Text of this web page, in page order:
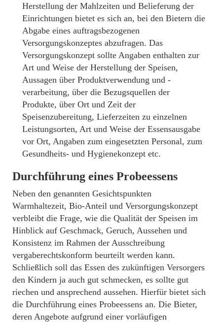
Herstellung der Mahlzeiten und Belieferung der
Einrichtungen bietet es sich an, bei den Bietern die
Abgabe eines auftragsbezogenen
Versorgungskonzeptes abzufragen. Das
Versorgungskonzept sollte Angaben enthalten zur
Art und Weise der Herstellung der Speisen,
Aussagen über Produktverwendung und -
verarbeitung, über die Bezugsquellen der
Produkte, über Ort und Zeit der
Speisenzubereitung, Lieferzeiten zu einzelnen
Leistungsorten, Art und Weise der Essensausgabe
vor Ort, Angaben zum eingesetzten Personal, zum
Gesundheits- und Hygienekonzept etc.
Durchführung eines Probeessens
Neben den genannten Gesichtspunkten
Warmhaltezeit, Bio-Anteil und Versorgungskonzept
verbleibt die Frage, wie die Qualität der Speisen im
Hinblick auf Geschmack, Geruch, Aussehen und
Konsistenz im Rahmen der Ausschreibung
vergaberechtskonform beurteilt werden kann.
Schließlich soll das Essen des zukünftigen Versorgers
den Kindern ja auch gut schmecken, es sollte gut
riechen und ansprechend aussehen. Hierfür bietet sich
die Durchführung eines Probeessens an. Die Bieter,
deren Angebote aufgrund einer vorläufigen